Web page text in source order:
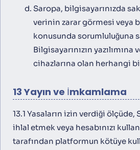
Saropa, bilgisayarınızda
verinin zarar görmesi veya
konusunda sorumluluğuna
Bilgisayarınızın yazılımına
cihazlarına olan herhangi
13 Yayın ve İmkamlama
13.1 Yasaların izin verdiği ölçüde,
ihlal etmek veya hesabınızı
tarafından platformun kötüye